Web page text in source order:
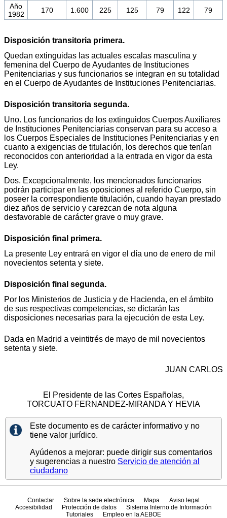
Año
1982
170 1.600 225 125 79 122 79
Disposición transitoria primera.
Quedan extinguidas las actuales escalas masculina y
femenina del Cuerpo de Ayudantes de Instituciones
Penitenciarias y sus funcionarios se integran en su totalidad
en el Cuerpo de Ayudantes de Instituciones Penitenciarias.
Disposición transitoria segunda.
Uno. Los funcionarios de los extinguidos Cuerpos Auxiliares
de Instituciones Penitenciarias conservan para su acceso a
los Cuerpos Especiales de Instituciones Penitenciarias y en
cuanto a exigencias de titulación, los derechos que tenían
reconocidos con anterioridad a la entrada en vigor da esta
Ley.
Dos. Excepcionalmente, los mencionados funcionarios
podrán participar en las oposiciones al referido Cuerpo, sin
poseer la correspondiente titulación, cuando hayan prestado
diez años de servicio y carezcan de nota alguna
desfavorable de carácter grave o muy grave.
Disposición final primera.
La presente Ley entrará en vigor el día uno de enero de mil
novecientos setenta y siete.
Disposición final segunda.
Por los Ministerios de Justicia y de Hacienda, en el ámbito
de sus respectivas competencias, se dictarán las
disposiciones necesarias para la ejecución de esta Ley.
Dada en Madrid a veintitrés de mayo de mil novecientos
setenta y siete.
JUAN CARLOS
El Presidente de las Cortes Españolas,
TORCUATO FERNANDEZ-MIRANDA Y HEVIA
Este documento es de carácter informativo y no
tiene valor jurídico.
Ayúdenos a mejorar: puede dirigir sus comentarios
y sugerencias a nuestro Servicio de atención al
ciudadano
Contactar Sobre la sede electrónica Mapa
Aviso legal
Accesibilidad
Protección de datos
Sistema Interno de Información
Tutoriales
Empleo en la AEBOE